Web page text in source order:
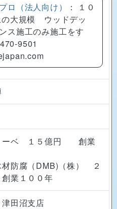
ロ（法人向け）
： １０
の大規模 ウッドデッ
ス施工のみ施工をす
9501
ーベ １５億円 創業
材防腐（DMB)（株） ２
業１００年
田沼支店